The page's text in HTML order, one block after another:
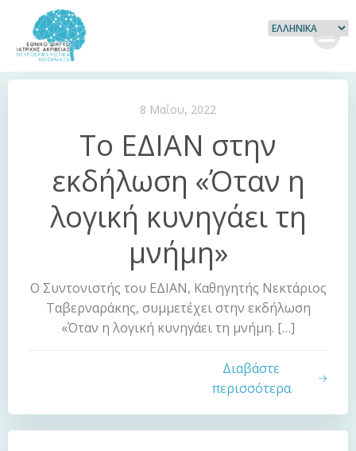
8 Μαΐου, 2022
Το ΕΔΙΑΝ στην
εκδήλωση «Όταν η
λογική κυνηγάει τη
μνήμη»
Ο Συντονιστής του ΕΔΙΑΝ, Καθηγητής Νεκτάριος
Ταβερναράκης, συμμετέχει στην εκδήλωση
«Όταν η λογική κυνηγάει τη μνήμη. […]
Διαβάστε
περισσότερα